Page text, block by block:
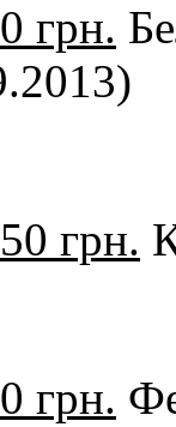
грн.
грн.
грн.